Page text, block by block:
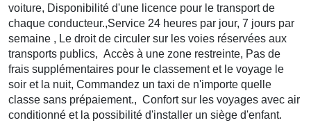
voiture, Disponibilité d'une licence pour le transport de
chaque conducteur.,Service 24 heures par jour, 7 jours par
semaine , Le droit de circuler sur les voies réservées aux
transports publics, Accès à une zone restreinte, Pas de
frais supplémentaires pour le classement et le voyage le
soir et la nuit, Commandez un taxi de n'importe quelle
classe sans prépaiement., Confort sur les voyages avec air
conditionné et la possibilité d'installer un siège d'enfant.